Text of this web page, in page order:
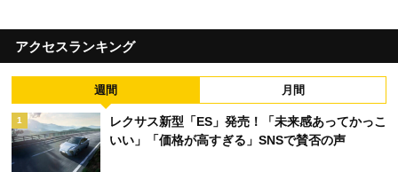
アクセスランキング
週間 月間
1
レクサス新型「ES」発売！「未来感あってかっこ
いい」「価格が高すぎる」SNSで賛否の声